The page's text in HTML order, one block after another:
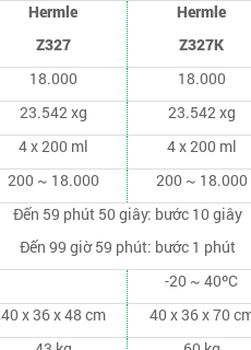
Hermle
Z327
Hermle
Z327K
18.000
18.000
23.542 xg
23.542 xg
4 x 200 ml
4 x 200 ml
200 ~ 18.000
200 ~ 18.000
Đến 59 phút 50 giây: bước 10 giây
Đến 99 giờ 59 phút: bước 1 phút
-20 ~ 40ºC
40 x 36 x 48 cm
40 x 36 x 70